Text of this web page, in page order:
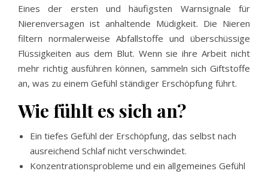
Eines der ersten und häufigsten Warnsignale für
Nierenversagen ist anhaltende Müdigkeit. Die Nieren
filtern normalerweise Abfallstoffe und überschüssige
Flüssigkeiten aus dem Blut. Wenn sie ihre Arbeit nicht
mehr richtig ausführen können, sammeln sich Giftstoffe
an, was zu einem Gefühl ständiger Erschöpfung führt.
Wie fühlt es sich an?
Ein tiefes Gefühl der Erschöpfung, das selbst nach
ausreichend Schlaf nicht verschwindet.
Konzentrationsprobleme und ein allgemeines Gefühl